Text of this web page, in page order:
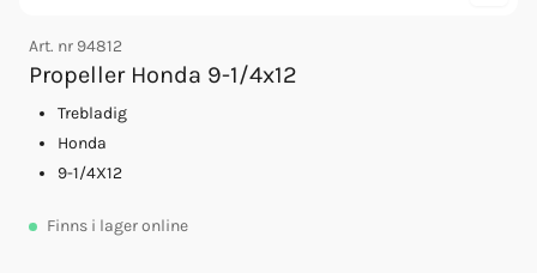
Art. nr 94812
Propeller Honda 9-1/4x12
Trebladig
Honda
9-1/4X12
Finns i lager online